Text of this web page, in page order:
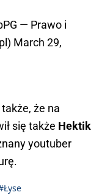
— Prawo i
March 29,
że na
się także Hektik
youtuber